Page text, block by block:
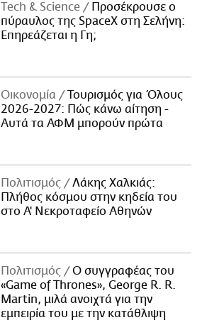
Τech & Science
Προσέκρουσε ο
πύραυλος της SpaceX στη Σελήνη:
Επηρεάζεται η Γη;
Οικονομία
Τουρισμός για Όλους
2026-2027: Πώς κάνω αίτηση -
Αυτά τα ΑΦΜ μπορούν πρώτα
Πολιτισμός
Λάκης Χαλκιάς:
Πλήθος κόσμου στην κηδεία του
στο Α' Νεκροταφείο Αθηνών
Πολιτισμός
Ο συγγραφέας του
«Game of Thrones», George R. R.
Martin, μιλά ανοιχτά για την
εμπειρία του με την κατάθλιψη